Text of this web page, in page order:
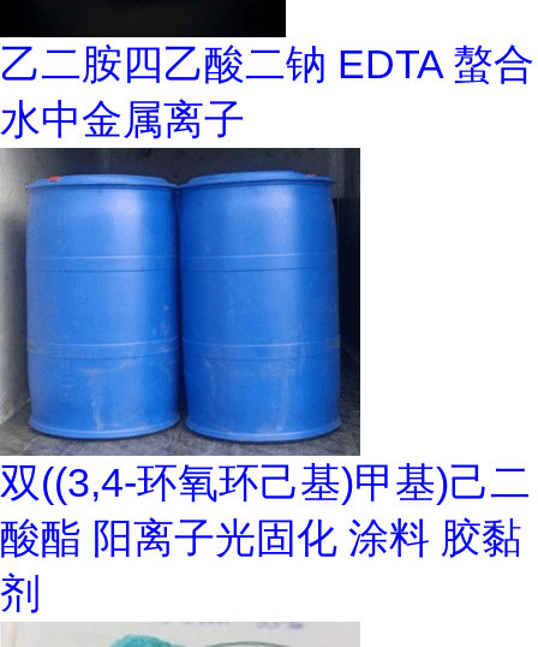
乙二胺四乙酸二钠 EDTA 螯合
水中金属离子
双((3,4-环氧环己基)甲基)己二
酸酯 阳离子光固化 涂料 胶黏
剂